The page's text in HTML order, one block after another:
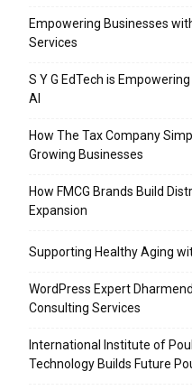
Empowering Businesses
Services
S Y G EdTech is
AI
How The Tax Company
Growing Businesses
How FMCG Brands Build
Expansion
Supporting Healthy Aging
WordPress Expert
Consulting Services
International Institute of
Technology Builds Future